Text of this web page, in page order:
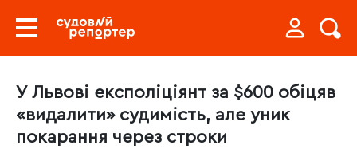
У Львові експоліціянт за $600 обіцяв
«видалити» судимість, але уник
покарання через строки